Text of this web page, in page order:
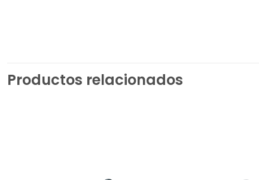
Productos relacionados